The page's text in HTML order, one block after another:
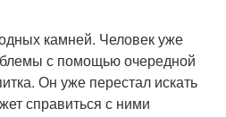
камней. Человек уже
с помощью очередной
Он уже перестал искать
справиться с ними